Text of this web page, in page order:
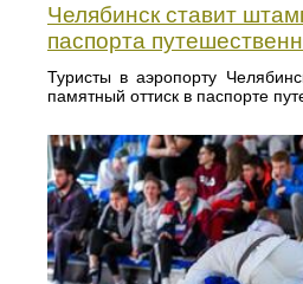
Челябинск ставит
паспорта
Туристы в аэропорту
памятный оттиск в паспорте